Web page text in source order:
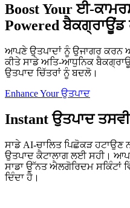
Boost Your ਈ-
Powered ਬੈਕਗ੍ਰਾਊਂਡ
ਆਪਣੇ ਉਤਪਾਦਾਂ ਨੂੰ ਉਜਾਗਰ ਕਰਨ
ਕੀਤੇ ਸਾਡੇ ਅਤਿ-ਆਧੁਨਿਕ
ਉਤਪਾਦ ਚਿੱਤਰਾਂ ਨੂੰ ਬਦਲੋ।
Enhance Your ਉਤਪਾਦ
Instant ਉਤਪਾਦ
ਸਾਡੇ AI-ਚਾਲਿਤ ਪਿਛੋਕੜ
ਉਤਪਾਦ ਕੈਟਾਲਾਗ ਲਈ ਸਹੀ।
ਸਾਡਾ ਉੱਨਤ ਐਲਗੋਰਿਦਮ ਸਕਿੰਟਾਂ
ਦਿੰਦਾ ਹੈ।